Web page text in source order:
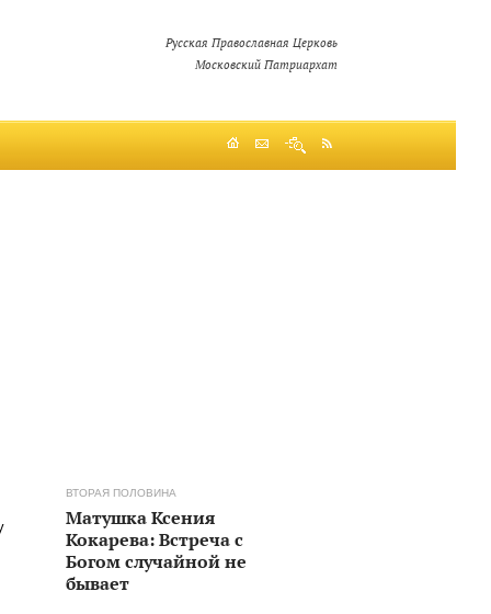
Русская Православная Церковь
Московский Патриархат
ВТОРАЯ ПОЛОВИНА
Матушка Ксения
Кокарева: Встреча с
Богом случайной не
бывает